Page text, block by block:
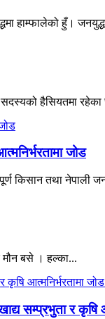
हाम्फालेको हुँ।
सदस्यको हैसियतमा
जोड
किसान तथा नेपाली
मौन बसे । हल्का...
सम्प्रभुता र कृषि